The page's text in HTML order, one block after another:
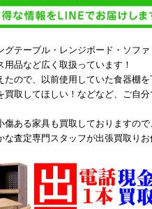
グテーブル・レンジボード・ソフ
用品など広く取扱っています！
たので、以前使用していた食器棚
買取してほしい！などなど、ご自
傷ある家具も買取しておりますの
な査定専門スタッフが出張買取りお